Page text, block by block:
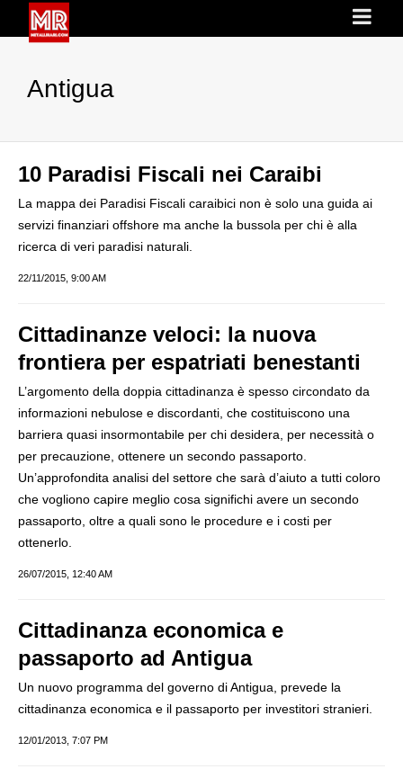
Antigua
10 Paradisi Fiscali nei Caraibi
La mappa dei Paradisi Fiscali caraibici non è solo una guida ai
servizi finanziari offshore ma anche la bussola per chi è alla
ricerca di veri paradisi naturali.
22/11/2015, 9:00 AM
Cittadinanze veloci: la nuova
frontiera per espatriati benestanti
L’argomento della doppia cittadinanza è spesso circondato da
informazioni nebulose e discordanti, che costituiscono una
barriera quasi insormontabile per chi desidera, per necessità o
per precauzione, ottenere un secondo passaporto.
Un’approfondita analisi del settore che sarà d’aiuto a tutti coloro
che vogliono capire meglio cosa significhi avere un secondo
passaporto, oltre a quali sono le procedure e i costi per
ottenerlo.
26/07/2015, 12:40 AM
Cittadinanza economica e
passaporto ad Antigua
Un nuovo programma del governo di Antigua, prevede la
cittadinanza economica e il passaporto per investitori stranieri.
12/01/2013, 7:07 PM